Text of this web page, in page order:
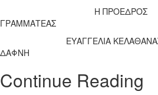
Η
ΓΡΑΜΜΑΤΕΑΣ
ΕΥΑΓΓΕΛΙΑ
ΔΑΦΝΗ
Continue Reading